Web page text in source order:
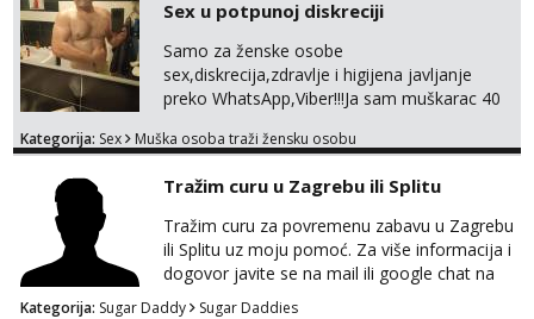
tel:0,93€ - mob:1,12€ min
Liliana
Razgovaram :)
tel:0,93€ - mob:1,12€ min
Obavijesti me kada se oslobodi
Razgovaram :)
064/677-677
- Kod: #04
tel:0,93€ - mob:1,12€ min
Obavijesti me kada se oslobodi
Sex u potpunoj diskreciji
Samo za ženske osobe
sex,diskrecija,zdravlje i higijena javljanje
preko WhatsApp,Viber!!!Ja sam muškarac 40
sve stvar dogovora otvoren za sve
Kategorija: Sex Muška osoba traži žensku osobu
Tražim curu u Zagrebu ili Splitu
Tražim curu za povremenu zabavu u Zagrebu
ili Splitu uz moju pomoć. Za više informacija i
dogovor javite se na mail ili google chat na
oneofakind999111@gmail.com
Kategorija: Sugar Daddy Sugar Daddies